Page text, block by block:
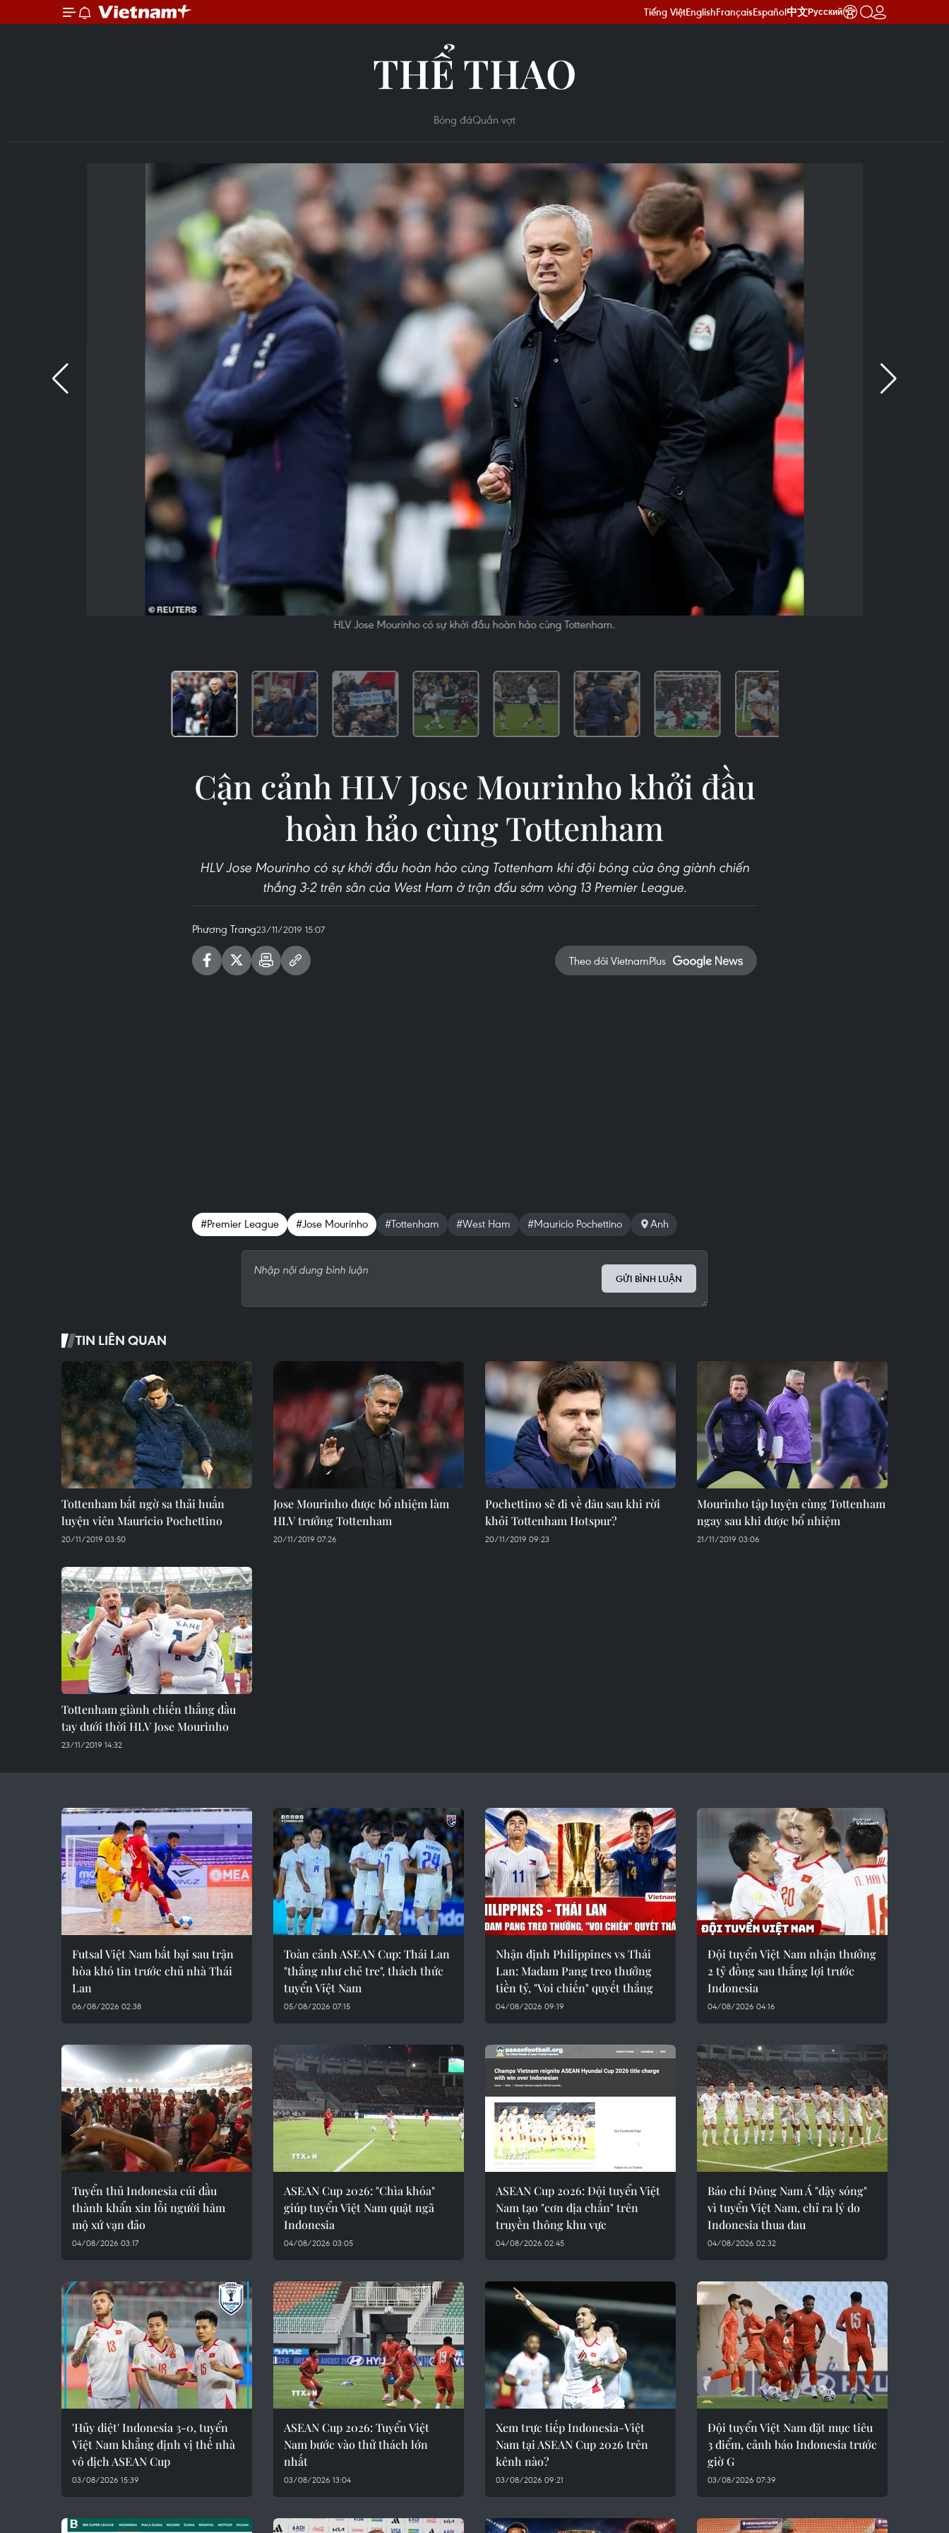
Tiếng ViệtEnglishFrançaisEspañol中文Русский
THỂ THAO
Bóng đáQuần vợt
HLV Jose Mourinho có sự khởi đầu hoàn hảo cùng Tottenham.
Cận cảnh HLV Jose Mourinho khởi đầu
hoàn hảo cùng Tottenham
HLV Jose Mourinho có sự khởi đầu hoàn hảo cùng Tottenham khi đội bóng của ông giành chiến
thắng 3-2 trên sân của West Ham ở trận đấu sớm vòng 13 Premier League.
Phương Trang23/11/2019 15:07
Theo dõi VietnamPlus
#Premier League #Jose Mourinho #Tottenham #West Ham #Mauricio Pochettino Anh
GỬI BÌNH LUẬN
TIN LIÊN QUAN
Tottenham bất ngờ sa thải huấn
luyện viên Mauricio Pochettino
20/11/2019 03:50
Jose Mourinho được bổ nhiệm làm
HLV trưởng Tottenham
20/11/2019 07:26
Pochettino sẽ đi về đâu sau khi rời
khỏi Tottenham Hotspur?
20/11/2019 09:23
Mourinho tập luyện cùng Tottenham
ngay sau khi được bổ nhiệm
21/11/2019 03:06
Tottenham giành chiến thắng đầu
tay dưới thời HLV Jose Mourinho
23/11/2019 14:32
Futsal Việt Nam bất bại sau trận
hòa khó tin trước chủ nhà Thái
Lan
06/08/2026 02:38
Toàn cảnh ASEAN Cup: Thái Lan
"thắng như chẻ tre", thách thức
tuyển Việt Nam
05/08/2026 07:15
Nhận định Philippines vs Thái
Lan: Madam Pang treo thưởng
tiền tỷ, "Voi chiến" quyết thắng
04/08/2026 09:19
Đội tuyển Việt Nam nhận thưởng
2 tỷ đồng sau thắng lợi trước
Indonesia
04/08/2026 04:16
Tuyển thủ Indonesia cúi đầu
thành khẩn xin lỗi người hâm
mộ xứ vạn đảo
04/08/2026 03:17
ASEAN Cup 2026: "Chìa khóa"
giúp tuyển Việt Nam quật ngã
Indonesia
04/08/2026 03:05
ASEAN Cup 2026: Đội tuyển Việt
Nam tạo "cơn địa chấn" trên
truyền thông khu vực
04/08/2026 02:45
Báo chí Đông Nam Á "dậy sóng"
vì tuyển Việt Nam, chỉ ra lý do
Indonesia thua đau
04/08/2026 02:32
'Hủy diệt' Indonesia 3-0, tuyển
Việt Nam khẳng định vị thế nhà
vô địch ASEAN Cup
03/08/2026 15:39
ASEAN Cup 2026: Tuyển Việt
Nam bước vào thử thách lớn
nhất
03/08/2026 13:04
Xem trực tiếp Indonesia-Việt
Nam tại ASEAN Cup 2026 trên
kênh nào?
03/08/2026 09:21
Đội tuyển Việt Nam đặt mục tiêu
3 điểm, cảnh báo Indonesia trước
giờ G
03/08/2026 07:39